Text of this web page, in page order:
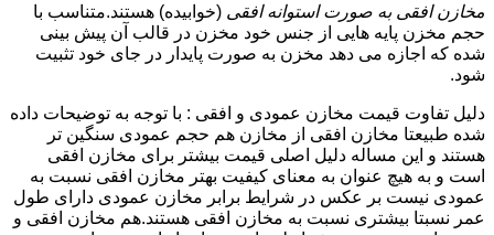
مخازن افقی به صورت استوانه افقی (خوابیده) هستند.متناسب با
حجم مخزن پایه هایی از جنس خود مخزن در قالب آن پیش بینی
شده که اجازه می دهد مخزن به صورت پایدار در جای خود تثبیت
شود.
دلیل تفاوت قیمت مخازن عمودی و افقی : با توجه به توضیحات داده
شده طبیعتا مخازن افقی از مخازن هم حجم عمودی سنگین تر
هستند و این مساله دلیل اصلی قیمت بیشتر برای مخازن افقی
است و به هیچ عنوان به معنای کیفیت بهتر مخازن افقی نسبت به
عمودی نیست بر عکس در شرایط برابر مخازن عمودی دارای طول
عمر نسبتا بیشتری نسبت به مخازن افقی هستند.هم مخازن افقی و